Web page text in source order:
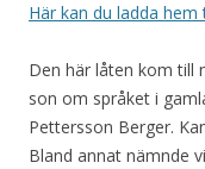
Här kan du ladda
Den här låten kom till
son om språket i
Pettersson Berger.
Bland annat nämnde